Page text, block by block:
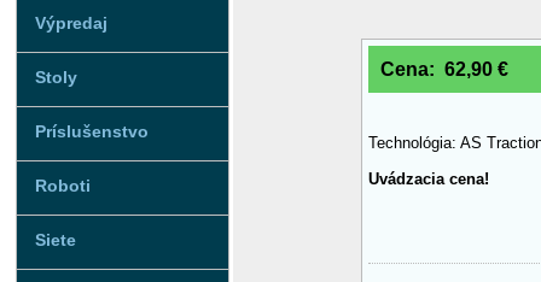
Výpredaj
Stoly
Príslušenstvo
Roboti
Siete
Cena: 62,90 €
Technológia: AS
Uvádzacia cena!